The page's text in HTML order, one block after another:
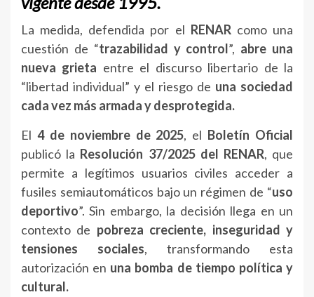
La medida, defendida por el RENARcomo una
cuestión de “trazabilidad y control”, abre una
nueva grieta entre el discurso libertario de la
“libertad individual” y el riesgo de una sociedad
cada vez más armada y desprotegida.
El 4 de noviembre de 2025, el Boletín Oficial
publicó la Resolución 37/2025 del RENAR, que
permite a legítimos usuarios civiles acceder a
fusiles semiautomáticos bajo un régimen de “uso
deportivo”. Sin embargo, la decisión llega en un
contexto de pobreza creciente, inseguridad y
tensiones sociales, transformando esta
autorización en una bomba de tiempo política y
cultural.